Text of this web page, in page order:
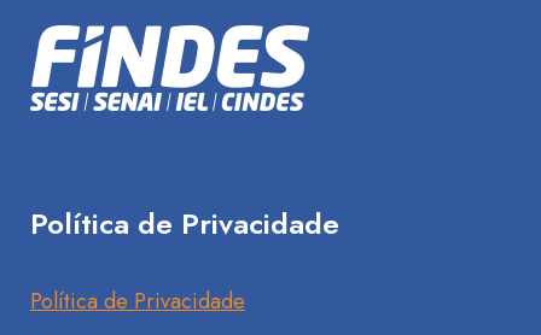
Política de Privacidade
Política de Privacidade